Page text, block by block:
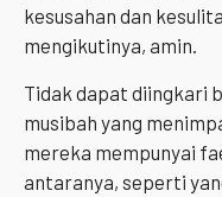
kesusahan dan
mengikutinya, amin.
Tidak dapat diingkari
musibah yang
mereka mempunyai
antaranya, seperti